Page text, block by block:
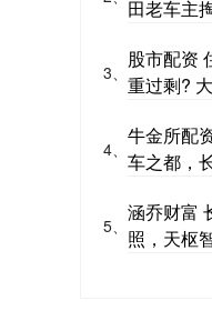
田老车主
3、
股市配资
重过剩?
4、
牛金所配
车之都，
5、
涵乔财富
照，天枢